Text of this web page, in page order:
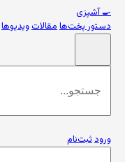
🍳آشپزی
دستور پخت‌هامقالاتویدیوها
ورودثبت‌نام